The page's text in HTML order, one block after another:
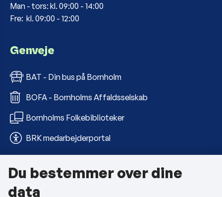
Man - tors: kl. 09:00 - 14:00
Fre: kl. 09:00 - 12:00
Genveje
BAT - Din bus på Bornholm
BOFA - Bornholms Affaldsselskab
Bornholms Folkebiblioteker
BRK medarbejderportal
Om kommunen
Du bestemmer over dine
data